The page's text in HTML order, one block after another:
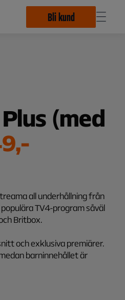
Bli kund
(med
all underhållning från
TV4-program såväl
Britbox.
och exklusiva premiärer.
barninnehållet är